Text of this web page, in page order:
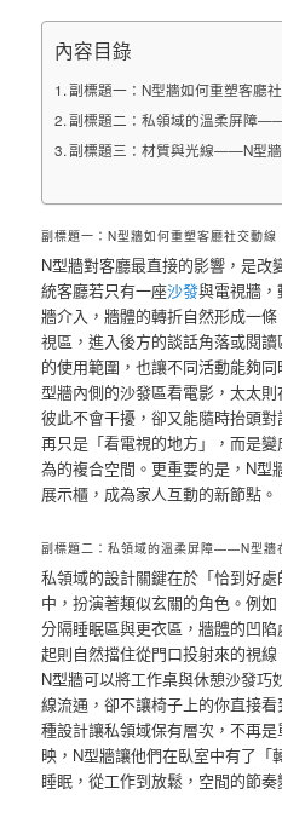
內容目錄
副標題一：N型牆如何重塑客廳
副標題二：私領域的溫柔屏障
副標題三：材質與光線——N型
副標題一：N型牆如何重塑客廳社交動線
N型牆對客廳最直接的影響，是
統客廳若只有一座沙發與電視牆
牆介入，牆體的轉折自然形成一
視區，進入後方的談話角落或閱
的使用範圍，也讓不同活動能夠
型牆內側的沙發區看電影，太太
彼此不會干擾，卻又能隨時抬頭
再只是「看電視的地方」，而是
為的複合空間。更重要的是，N型
展示櫃，成為家人互動的新節點。
副標題二：私領域的溫柔屏障——N型牆
私領域的設計關鍵在於「恰到好
中，扮演著類似玄關的角色。例
分隔睡眠區與更衣區，牆體的凹
起則自然擋住從門口投射來的視
N型牆可以將工作桌與休憩沙發
線流通，卻不讓椅子上的你直接
種設計讓私領域保有層次，不再
映，N型牆讓他們在臥室中有了「
睡眠，從工作到放鬆，空間的節奏